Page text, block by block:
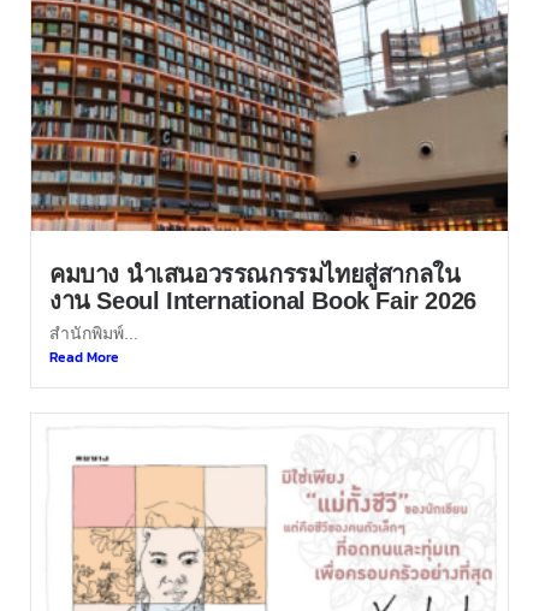
คมบาง นำเสนอวรรณกรรมไทยสู่สากลใน
งาน Seoul International Book Fair 2026
สำนักพิมพ์...
Read More